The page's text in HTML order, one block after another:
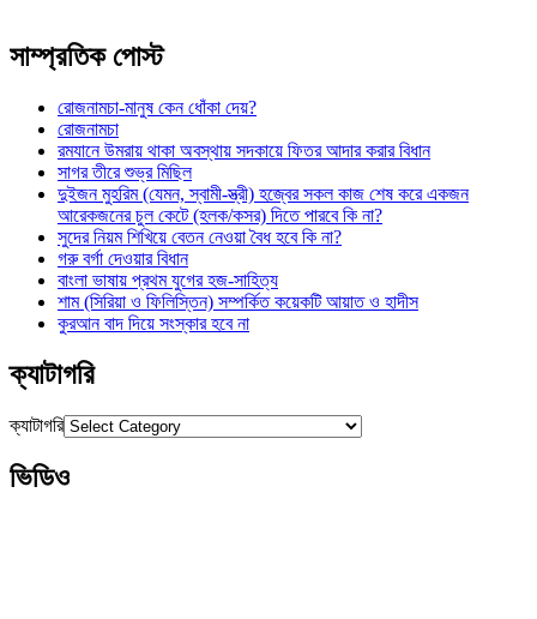
সাম্প্রতিক পোস্ট
রোজনামচা-মানুষ কেন ধোঁকা দেয়?
রোজনামচা
রমযানে উমরায় থাকা অবস্থায় সদকায়ে ফিতর আদার করার বিধান
সাগর তীরে শুভ্র মিছিল
দুইজন মুহরিম (যেমন, স্বামী-স্ত্রী) হজ্বের সকল কাজ শেষ করে একজন
আরেকজনের চুল কেটে (হলক/কসর) দিতে পারবে কি না?
সুদের নিয়ম শিখিয়ে বেতন নেওয়া বৈধ হবে কি না?
গরু বর্গা দেওয়ার বিধান
বাংলা ভাষায় প্রথম যুগের হজ-সাহিত্য
শাম (সিরিয়া ও ফিলিস্তিন) সম্পর্কিত কয়েকটি আয়াত ও হাদীস
কুরআন বাদ দিয়ে সংস্কার হবে না
ক্যাটাগরি
ক্যাটাগরি
ভিডিও